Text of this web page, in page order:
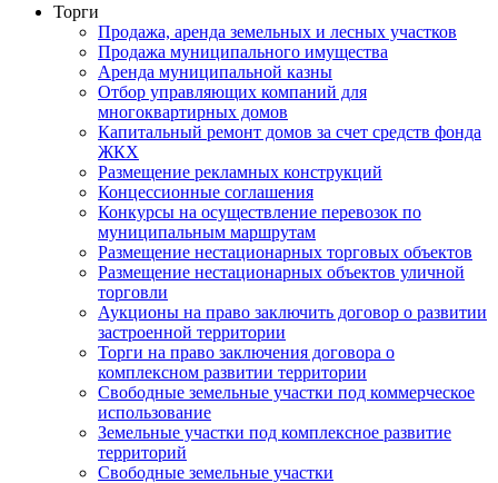
Торги
Продажа, аренда земельных и лесных участков
Продажа муниципального имущества
Аренда муниципальной казны
Отбор управляющих компаний для
многоквартирных домов
Капитальный ремонт домов за счет средств фонда
ЖКХ
Размещение рекламных конструкций
Концессионные соглашения
Конкурсы на осуществление перевозок по
муниципальным маршрутам
Размещение нестационарных торговых объектов
Размещение нестационарных объектов уличной
торговли
Аукционы на право заключить договор о развитии
застроенной территории
Торги на право заключения договора о
комплексном развитии территории
Свободные земельные участки под коммерческое
использование
Земельные участки под комплексное развитие
территорий
Свободные земельные участки